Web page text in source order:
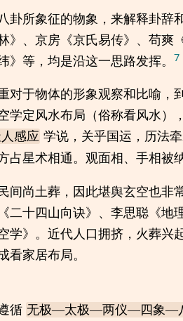
卦所象征的物象，来解释卦辞
》、京房《京氏易传》、苟爽
等，均是沿这一思路发挥。 7
对于物体的形象观察和比喻，
学定风水布局（俗称看风水）
感应 学说，关乎国运，历法
占星术相通。观面相、手相被
间尚土葬，因此堪舆玄空也非
二十四山向诀》、李思聪《
学》。近代人口拥挤，火葬兴
看家居布局。
循 无极—太极—两仪—四象—